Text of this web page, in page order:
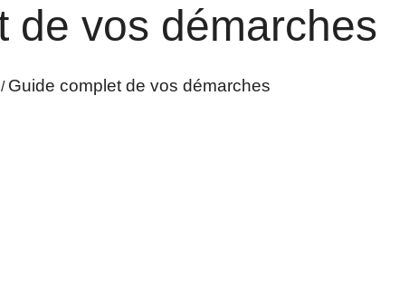
de vos démarches
/ Guide complet de vos démarches